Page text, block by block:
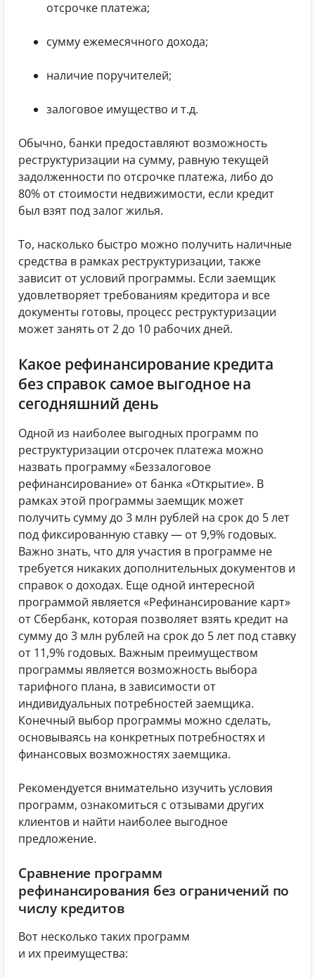
отсрочке платежа;
сумму ежемесячного дохода;
наличие поручителей;
залоговое имущество и т.д.
Обычно, банки предоставляют возможность
реструктуризации на сумму, равную текущей
задолженности по отсрочке платежа, либо до
80% от стоимости недвижимости, если кредит
был взят под залог жилья.
То, насколько быстро можно получить наличные
средства в рамках реструктуризации, также
зависит от условий программы. Если заемщик
удовлетворяет требованиям кредитора и все
документы готовы, процесс реструктуризации
может занять от 2 до 10 рабочих дней.
Какое рефинансирование кредита
без справок самое выгодное на
сегодняшний день
Одной из наиболее выгодных программ по
реструктуризации отсрочек платежа можно
назвать программу «Беззалоговое
рефинансирование» от банка «Открытие». В
рамках этой программы заемщик может
получить сумму до 3 млн рублей на срок до 5 лет
под фиксированную ставку — от 9,9% годовых.
Важно знать, что для участия в программе не
требуется никаких дополнительных документов и
справок о доходах. Еще одной интересной
программой является «Рефинансирование карт»
от Сбербанк, которая позволяет взять кредит на
сумму до 3 млн рублей на срок до 5 лет под ставку
от 11,9% годовых. Важным преимуществом
программы является возможность выбора
тарифного плана, в зависимости от
индивидуальных потребностей заемщика.
Конечный выбор программы можно сделать,
основываясь на конкретных потребностях и
финансовых возможностях заемщика.
Рекомендуется внимательно изучить условия
программ, ознакомиться с отзывами других
клиентов и найти наиболее выгодное
предложение.
Сравнение программ
рефинансирования без ограничений по
числу кредитов
Вот несколько таких программ
и их преимущества: